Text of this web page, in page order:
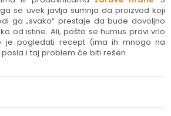
se uvek javlja sumnja da proizvod koji
ga „svako“ prestaje da bude dovoljno
od istine. Ali, pošto se humus pravi vrlo
je pogledati recept (ima ih mnogo na
i taj problem će biti rešen.